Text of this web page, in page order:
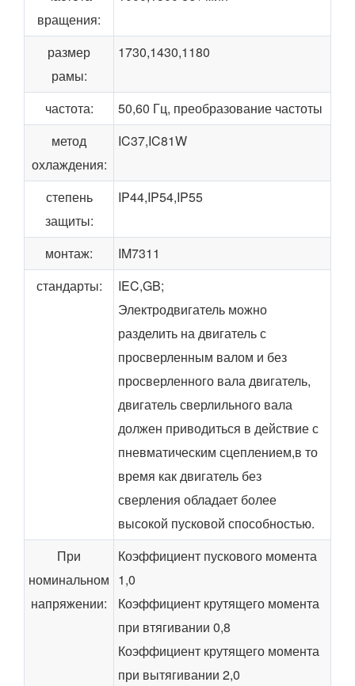
вращения:
размер
рамы:
1730,1430,1180
частота:
50,60 Гц, преобразование частоты
метод
охлаждения:
IC37,IC81W
степень
защиты:
IP44,IP54,IP55
монтаж:
IM7311
стандарты:
IEC,GB;
Электродвигатель можно
разделить на двигатель с
просверленным валом и без
просверленного вала двигатель,
двигатель сверлильного вала
должен приводиться в действие с
пневматическим сцеплением,в то
время как двигатель без
сверления обладает более
высокой пусковой способностью.
При
номинальном
напряжении:
Коэффициент пускового момента
1,0
Коэффициент крутящего момента
при втягивании 0,8
Коэффициент крутящего момента
при вытягивании 2,0